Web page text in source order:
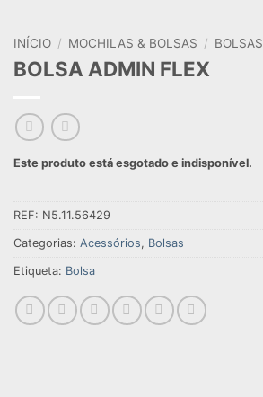
INÍCIO / MOCHILAS & BOLSAS / BOLSAS
BOLSA ADMIN FLEX
Este produto está esgotado e indisponível.
REF: N5.11.56429
Categorias: Acessórios, Bolsas
Etiqueta: Bolsa